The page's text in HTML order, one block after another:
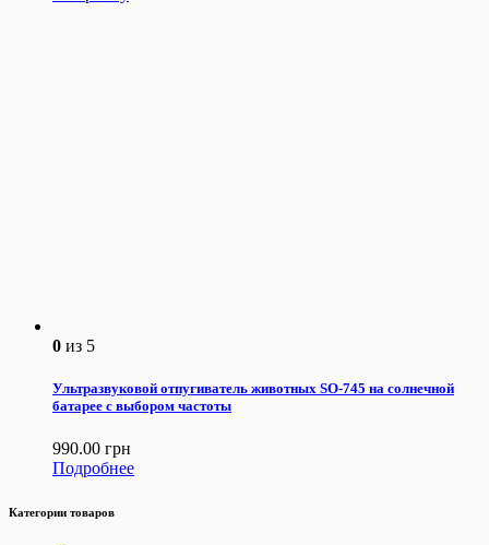
0 из 5
Ультразвуковой отпугиватель животных SO-745 на солнечной
батарее с выбором частоты
990.00 грн
Подробнее
Категории товаров